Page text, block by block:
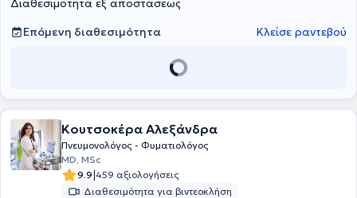
Διαθεσιμότητα εξ αποστάσεως
Επόμενη διαθεσιμότητα
Κλείσε ραντεβού
Κουτσοκέρα Αλεξάνδρα
Πνευμονολόγος - Φυματιολόγος
MD, MSc
9.9|459 αξιολογήσεις
Διαθεσιμότητα για βιντεοκλήση